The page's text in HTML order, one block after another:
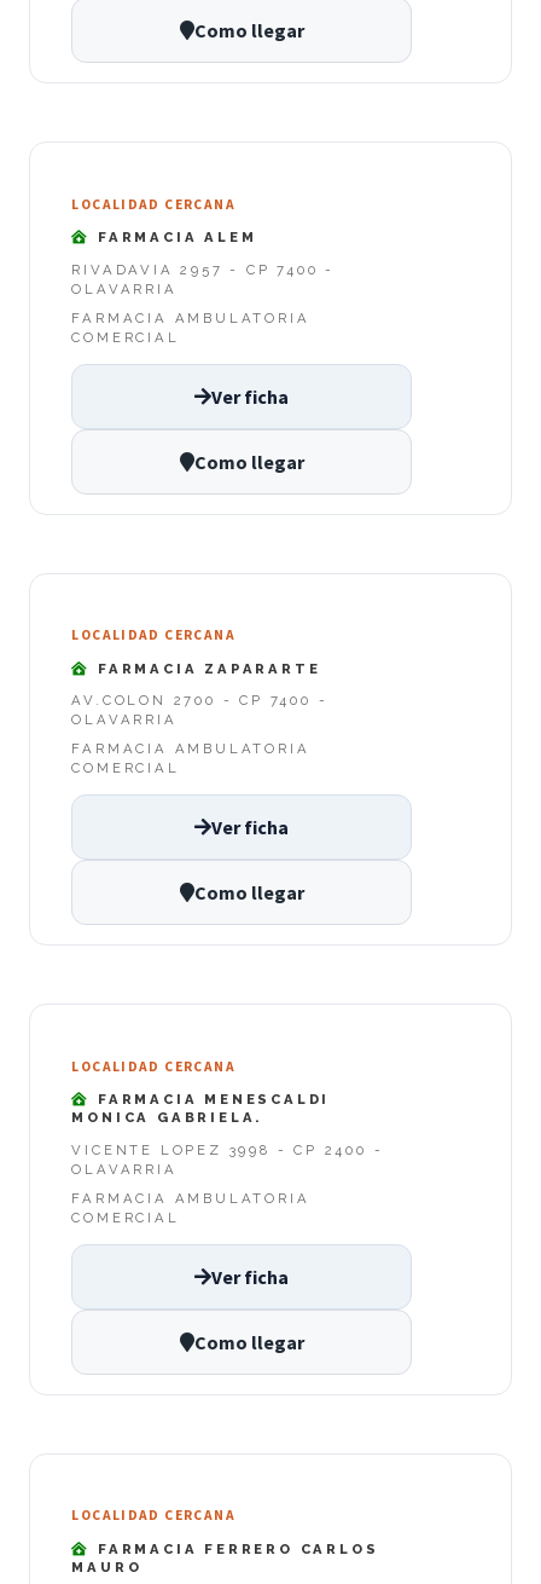
Como llegar
LOCALIDAD CERCANA
FARMACIA ALEM
RIVADAVIA 2957 - CP 7400 -
OLAVARRIA
FARMACIA AMBULATORIA
COMERCIAL
Ver ficha
Como llegar
LOCALIDAD CERCANA
FARMACIA ZAPARARTE
AV.COLON 2700 - CP 7400 -
OLAVARRIA
FARMACIA AMBULATORIA
COMERCIAL
Ver ficha
Como llegar
LOCALIDAD CERCANA
FARMACIA MENESCALDI
MONICA GABRIELA.
VICENTE LOPEZ 3998 - CP 2400 -
OLAVARRIA
FARMACIA AMBULATORIA
COMERCIAL
Ver ficha
Como llegar
LOCALIDAD CERCANA
FARMACIA FERRERO CARLOS
MAURO